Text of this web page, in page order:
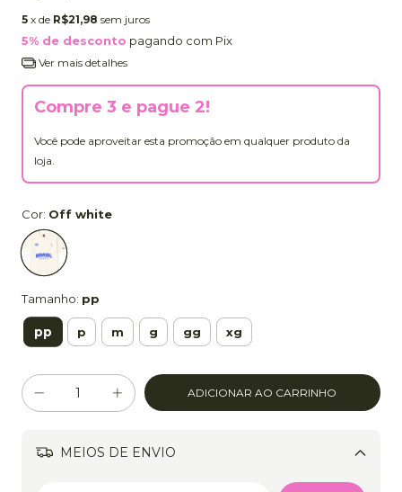
5 x de R$21,98 sem juros
5% de desconto pagando com Pix
Ver mais detalhes
Compre 3 e pague 2!
Você pode aproveitar esta promoção em qualquer produto da
loja.
Cor: Off white
Tamanho: pp
pp p m g gg xg
MEIOS DE ENVIO
Alterar CEP